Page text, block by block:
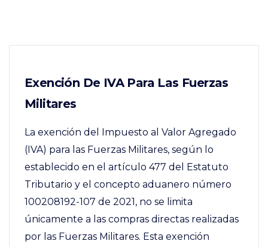
Exención De IVA Para Las Fuerzas
Militares
La exención del Impuesto al Valor Agregado
(IVA) para las Fuerzas Militares, según lo
establecido en el artículo 477 del Estatuto
Tributario y el concepto aduanero número
100208192-107 de 2021, no se limita
únicamente a las compras directas realizadas
por las Fuerzas Militares. Esta exención